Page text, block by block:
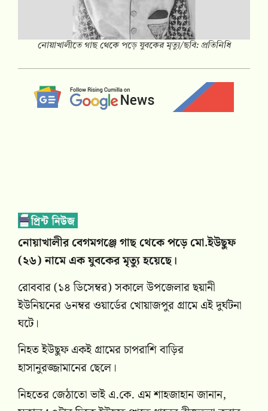
নোয়াখালীতে গাছ থেকে পড়ে যুবকের মৃত্যু/ছবি: প্রতিনিধি
নোয়াখালীর বেগমগঞ্জে গাছ থেকে পড়ে মো.ইউছুফ
(২৬) নামে এক যুবকের মৃত্যু হয়েছে।
রোববার (১৪ ডিসেম্বর) সকালে উপজেলার ছয়ানী
ইউনিয়নের ৬নম্বর ওয়ার্ডের খোয়াজপুর গ্রামে এই দুর্ঘটনা
ঘটে।
নিহত ইউছুফ একই গ্রামের চাপরাশি বাড়ির
হাসানুরজ্জামানের ছেলে।
নিহতের জেঠাতো ভাই এ.কে. এম শাহজাহান জানান,